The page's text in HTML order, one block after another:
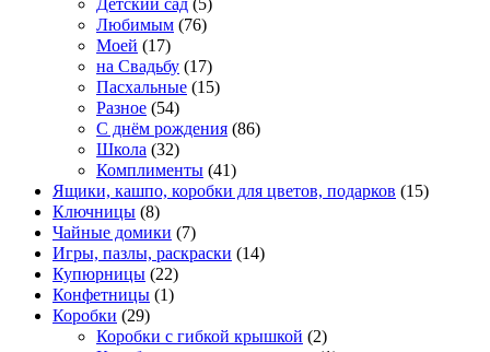
Любимым (76)
Моей (17)
на Свадьбу (17)
Пасхальные (15)
Разное (54)
С днём рождения (86)
Школа (32)
Комплименты (41)
Ящики, кашпо, коробки для цветов, подарков (15)
Ключницы (8)
Чайные домики (7)
Игры, пазлы, раскраски (14)
Купюрницы (22)
Конфетницы (1)
Коробки (29)
Коробки с гибкой крышкой (2)